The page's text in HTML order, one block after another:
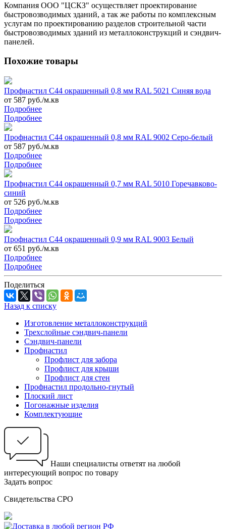
Компания ООО "ЦСКЗ" осуществляет проектирование
быстровозводимых зданий, а так же работы по комплексным
услугам по проектированию разделов строительной части
быстровозводимых зданий из металлоконструкций и сэндвич-
панелей.
Похожие товары
Профнастил С44 окрашенный 0,8 мм RAL 5021 Синяя вода
от 587 руб./м.кв
Подробнее
Подробнее
Профнастил С44 окрашенный 0,8 мм RAL 9002 Серо-белый
от 587 руб./м.кв
Подробнее
Подробнее
Профнастил С44 окрашенный 0,7 мм RAL 5010 Горечавково-
синий
от 526 руб./м.кв
Подробнее
Подробнее
Профнастил С44 окрашенный 0,9 мм RAL 9003 Белый
от 651 руб./м.кв
Подробнее
Подробнее
Поделиться
Назад к списку
Изготовление металлоконструкций
Трехслойные сэндвич-панели
Сэндвич-панели
Профнастил
Профлист для забора
Профлист для крыши
Профлист для стен
Профнастил продольно-гнутый
Плоский лист
Погонажные изделия
Комплектующие
Наши специалисты ответят на любой
интересующий вопрос по товару
Задать вопрос
Свидетельства СРО